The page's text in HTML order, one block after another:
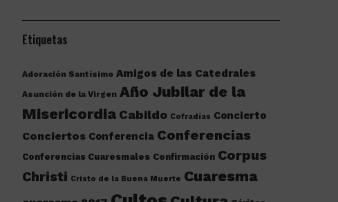
Etiquetas
Adoración Santísimo Amigos de las Catedrales
Asunción de la Virgen Año Jubilar de la
Misericordia Cabildo Cofradías Concierto
Conciertos Conferencia Conferencias
Conferencias Cuaresmales Confirmación Corpus
Christi Cristo de la Buena Muerte Cuaresma